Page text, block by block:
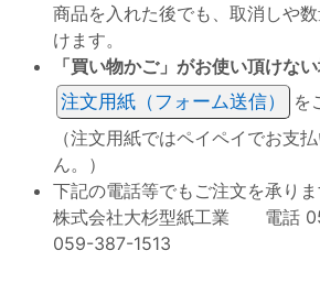
商品を入れた後でも、取消しや
けます。
「買い物かご」がお使い頂けな
注文用紙（フォーム送信）
を
（注文用紙ではペイペイでお支
ん。）
下記の電話等でもご注文を承りま
株式会社大杉型紙工業 電話
059-387-1513